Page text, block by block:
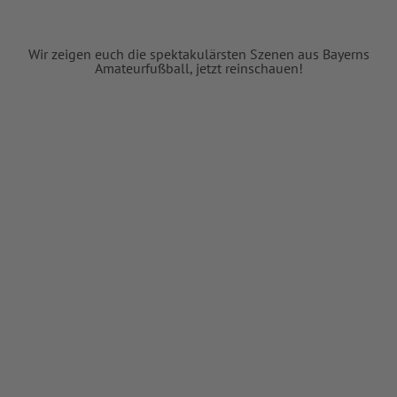
Wir zeigen euch die spektakulärsten Szenen aus Bayerns
Amateurfußball, jetzt reinschauen!